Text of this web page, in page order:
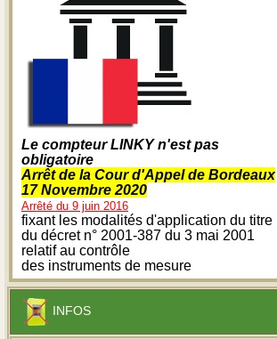
Le compteur LINKY n'est pas
obligatoire
Arrêt de la Cour d'Appel de Bordeaux
17 Novembre 2020
Arrêté du 9 juin 2016
fixant les modalités d'application du titre II
du décret n° 2001-387 du 3 mai 2001
relatif au contrôle
des instruments de mesure
INFOS